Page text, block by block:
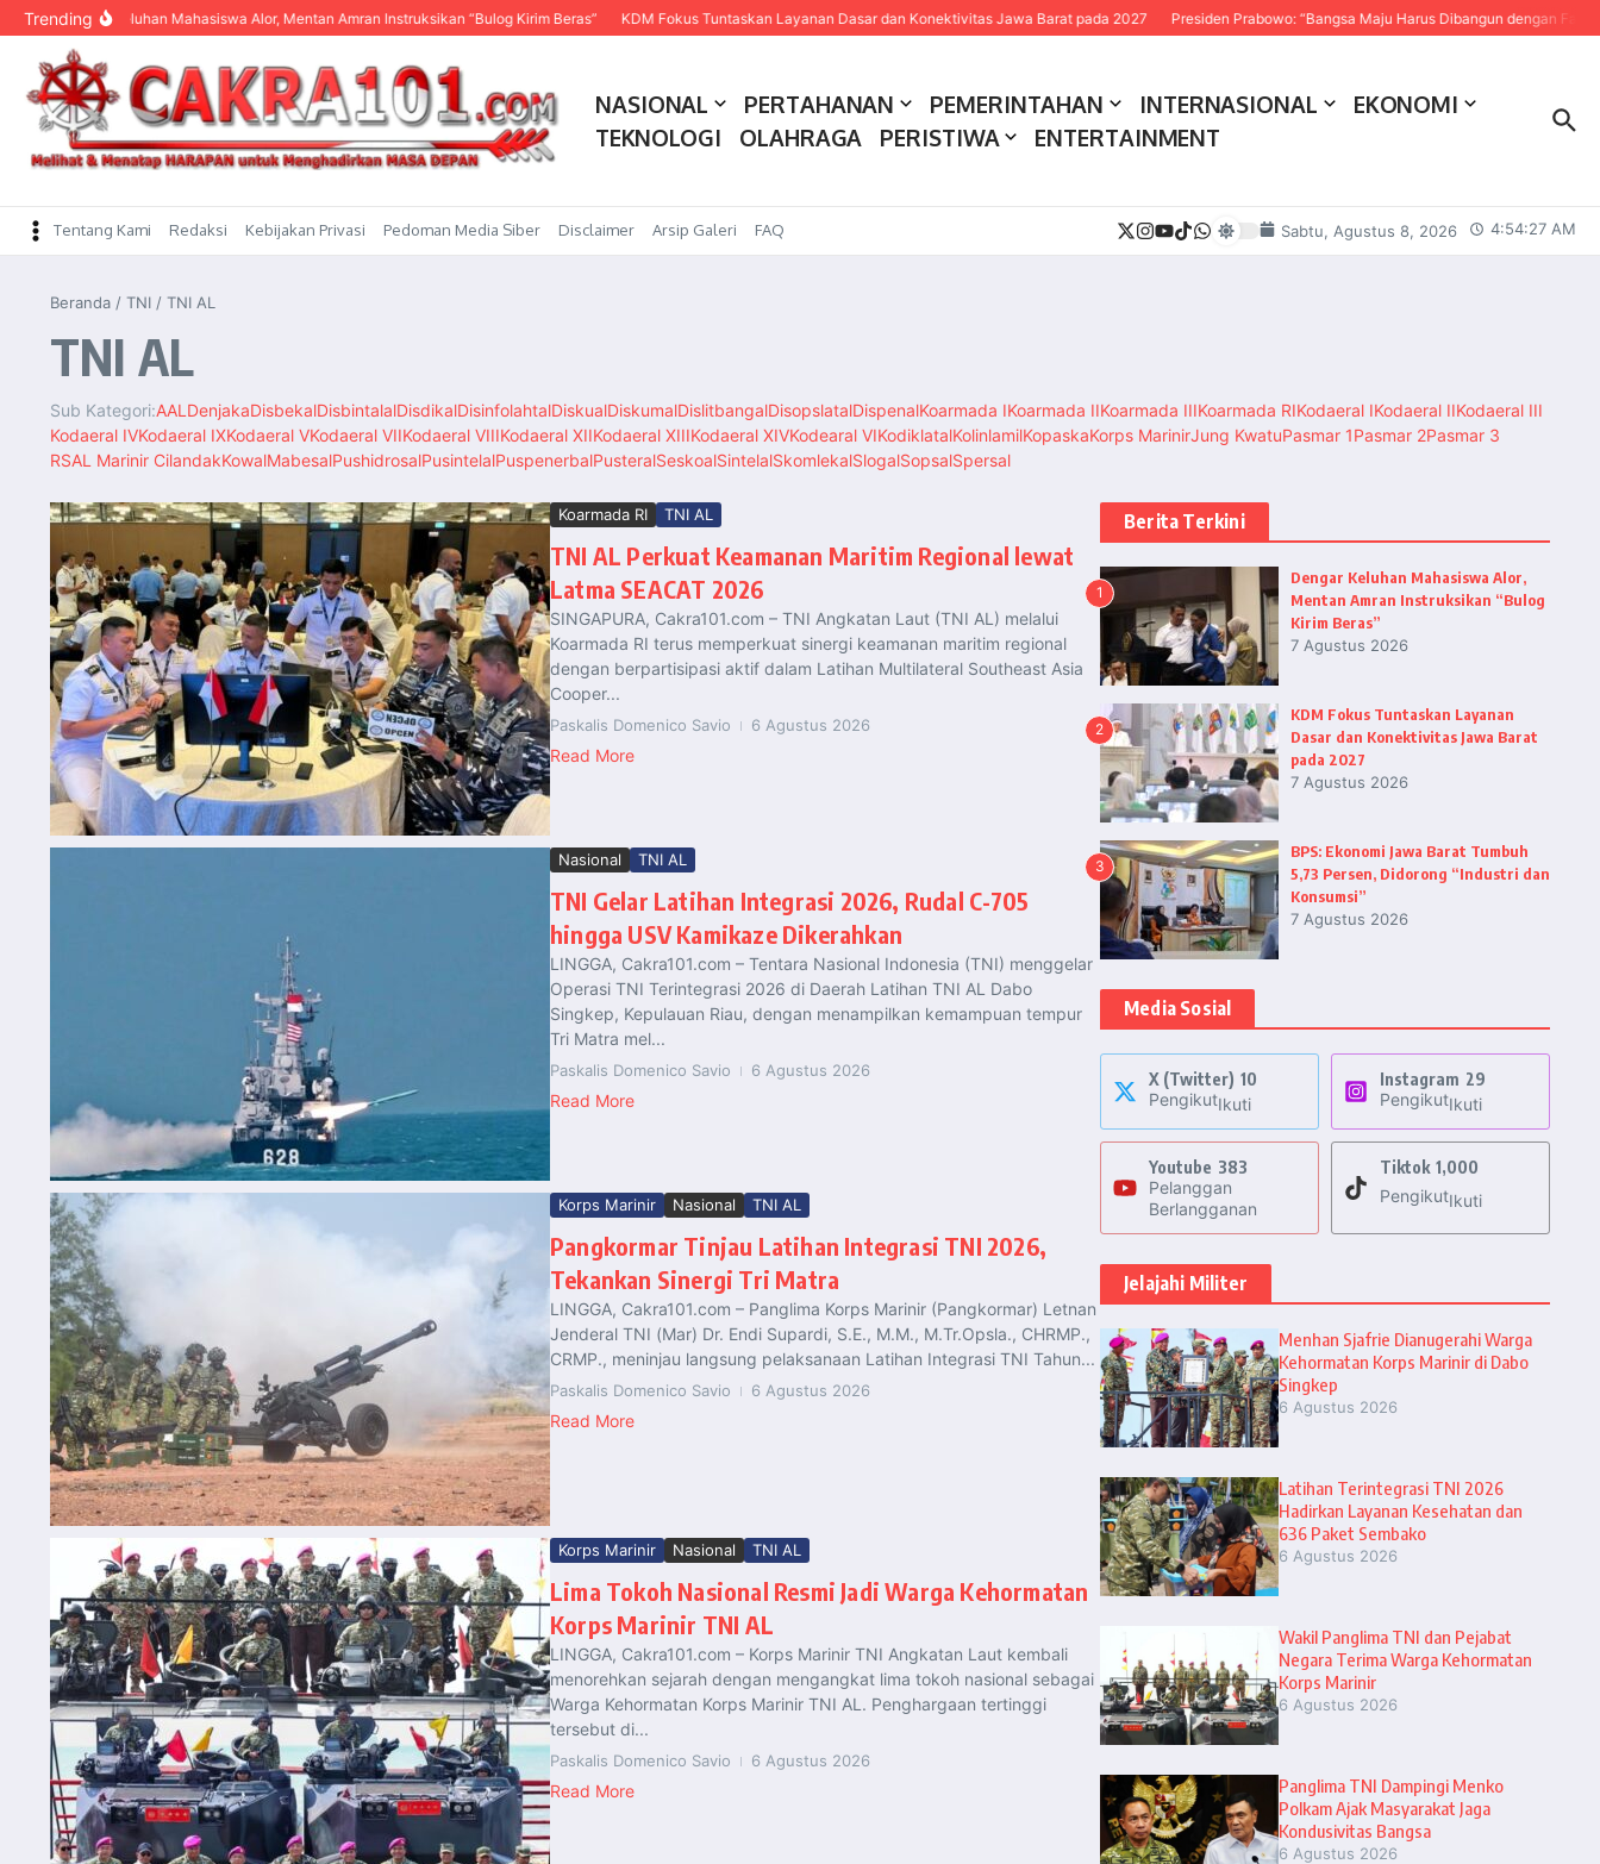
content
Trending
Keluhan Mahasiswa Alor, Mentan Amran Instruksikan “Bulog Kirim Beras” KDM Fokus Tuntaskan Layanan Dasar dan Konektivitas Jawa Barat pada 2027 Presiden Prabowo: “Bangsa Maju Harus Dibangun dengan Fakta dan
NASIONAL PERTAHANAN PEMERINTAHAN INTERNASIONAL
EKONOMI
TEKNOLOGI
OLAHRAGA PERISTIWA ENTERTAINMENT
Tentang Kami Redaksi Kebijakan Privasi Pedoman Media Siber Disclaimer Arsip Galeri FAQ Sabtu, Agustus 8, 2026 4:54:28 AM
Beranda / TNI / TNI AL
TNI AL
Sub Kategori:AAL DenjakaDisbekalDisbintalalDisdikalDisinfolahtalDiskualDiskumalDislitbangalDisopslatalDispenalKoarmada IKoarmada IIKoarmada IIIKoarmada RIKodaeral IKodaeral IIKodaeral III
Kodaeral IVKodaeral IXKodaeral VKodaeral VIIKodaeral VIIIKodaeral XIIKodaeral XIIIKodaeral XIVKodearal VIKodiklatalKolinlamilKopaskaKorps MarinirJung KwatuPasmar 1Pasmar 2Pasmar 3
RSAL Marinir CilandakKowalMabesalPushidrosalPusintelalPuspenerbalPusteralSeskoalSintelalSkomlekalSlogalSopsalSpersal
Koarmada RI TNI AL
TNI AL Perkuat Keamanan Maritim Regional lewat
Latma SEACAT 2026
SINGAPURA, Cakra101.com – TNI Angkatan Laut (TNI AL) melalui
Koarmada RI terus memperkuat sinergi keamanan maritim regional
dengan berpartisipasi aktif dalam Latihan Multilateral Southeast Asia
Cooper...
Paskalis Domenico Savio 6 Agustus 2026
Read More
Nasional TNI AL
TNI Gelar Latihan Integrasi 2026, Rudal C-705
hingga USV Kamikaze Dikerahkan
LINGGA, Cakra101.com – Tentara Nasional Indonesia (TNI) menggelar
Operasi TNI Terintegrasi 2026 di Daerah Latihan TNI AL Dabo
Singkep, Kepulauan Riau, dengan menampilkan kemampuan tempur
Tri Matra mel...
Paskalis Domenico Savio 6 Agustus 2026
Read More
Korps Marinir Nasional TNI AL
Pangkormar Tinjau Latihan Integrasi TNI 2026,
Tekankan Sinergi Tri Matra
LINGGA, Cakra101.com – Panglima Korps Marinir (Pangkormar) Letnan
Jenderal TNI (Mar) Dr. Endi Supardi, S.E., M.M., M.Tr.Opsla., CHRMP.,
CRMP., meninjau langsung pelaksanaan Latihan Integrasi TNI Tahun...
Paskalis Domenico Savio 6 Agustus 2026
Read More
Korps Marinir Nasional TNI AL
Lima Tokoh Nasional Resmi Jadi Warga Kehormatan
Korps Marinir TNI AL
LINGGA, Cakra101.com – Korps Marinir TNI Angkatan Laut kembali
menorehkan sejarah dengan mengangkat lima tokoh nasional sebagai
Warga Kehormatan Korps Marinir TNI AL. Penghargaan tertinggi
tersebut di...
Paskalis Domenico Savio 6 Agustus 2026
Read More
Berita Terkini
1
Dengar Keluhan Mahasiswa Alor,
Mentan Amran Instruksikan “Bulog
Kirim Beras”
7 Agustus 2026
2
KDM Fokus Tuntaskan Layanan
Dasar dan Konektivitas Jawa Barat
pada 2027
7 Agustus 2026
3
BPS: Ekonomi Jawa Barat Tumbuh
5,73 Persen, Didorong “Industri dan
Konsumsi”
7 Agustus 2026
Media Sosial
X (Twitter) 10
PengikutIkuti
Instagram 29
PengikutIkuti
Youtube 383
Pelanggan
Berlangganan
Tiktok 1,000
PengikutIkuti
Jelajahi Militer
Menhan Sjafrie Dianugerahi Warga
Kehormatan Korps Marinir di Dabo
Singkep
6 Agustus 2026
Latihan Terintegrasi TNI 2026
Hadirkan Layanan Kesehatan dan
636 Paket Sembako
6 Agustus 2026
Wakil Panglima TNI dan Pejabat
Negara Terima Warga Kehormatan
Korps Marinir
6 Agustus 2026
Panglima TNI Dampingi Menko
Polkam Ajak Masyarakat Jaga
Kondusivitas Bangsa
6 Agustus 2026